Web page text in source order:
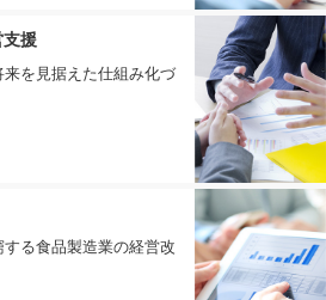
援
を見据えた仕組み化づ
る食品製造業の経営改